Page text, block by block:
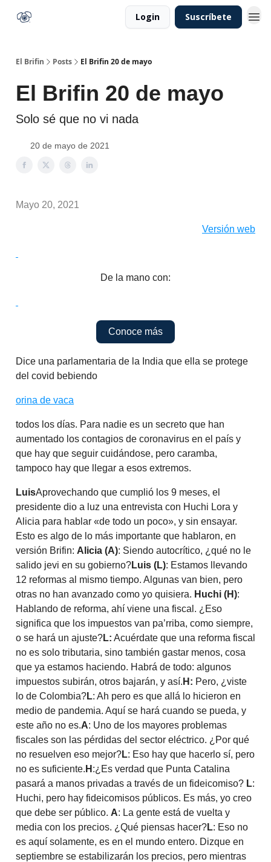
Login Suscríbete
El Brifin Posts El Brifin 20 de mayo
El Brifin 20 de mayo
Solo sé que no vi nada
20 de mayo de 2021
Mayo 20, 2021
Versión web
De la mano con:
Conoce más
Dice una parlamentaria de la India que ella se protege
del covid bebiendo
orina de vaca
todos los días. Para nadie es un secreto que han
aumentado los contagios de coronavirus en el país y
que hay que seguir cuidándose, pero caramba,
tampoco hay que llegar a esos extremos.
LuisAprovechando que cumplió los 9 meses, el
presidente dio a luz una entrevista con Huchi Lora y
Alicia para hablar «de todo un poco», y sin ensayar.
Esto es algo de lo más importante que hablaron, en
versión Brifin: Alicia (A): Siendo autocrítico, ¿qué no le
salido jevi en su gobierno?Luis (L): Estamos llevando
12 reformas al mismo tiempo. Algunas van bien, pero
otras no han avanzado como yo quisiera. Huchi (H):
Hablando de reforma, ahí viene una fiscal. ¿Eso
significa que los impuestos van pa’rriba, como siempre,
o se hará un ajuste?L: Acuérdate que una reforma fiscal
no es solo tributaria, sino también gastar menos, cosa
que ya estamos haciendo. Habrá de todo: algunos
impuestos subirán, otros bajarán, y así. H: Pero, ¿viste
lo de Colombia?L: Ah pero es que allá lo hicieron en
medio de pandemia. Aquí se hará cuando se pueda, y
este año no es.A: Uno de los mayores problemas
fiscales son las pérdidas del sector eléctrico. ¿Por qué
no resuelven eso mejor?L: Eso hay que hacerlo sí, pero
no es suficiente. H :¿Es verdad que Punta Catalina
pasará a manos privadas a través de un fideicomiso? L:
Huchi, pero hay fideicomisos públicos. Es más, yo creo
que debe ser público. A: La gente está de vuelta y
media con los precios. ¿Qué piensas hacer?L: Eso no
es aquí solamente, es en el mundo entero. Dizque en
septiembre se estabilizarán los precios, pero mientras